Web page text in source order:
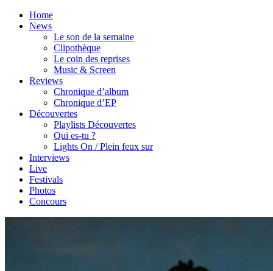
Home
News
Le son de la semaine
Clipothèque
Le coin des reprises
Music & Screen
Reviews
Chronique d’album
Chronique d’EP
Découvertes
Playlists Découvertes
Qui es-tu ?
Lights On / Plein feux sur
Interviews
Live
Festivals
Photos
Concours